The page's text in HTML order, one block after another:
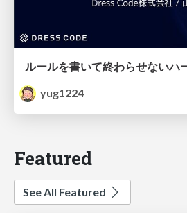
yug1224
Featured
See All Featured